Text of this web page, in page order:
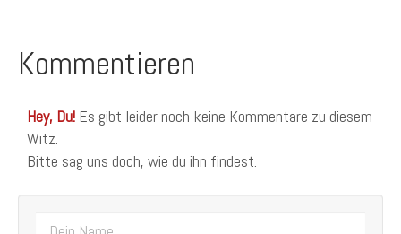
Kommentieren
Hey, Du! Es gibt leider noch keine Kommentare zu diesem
Witz.
Bitte sag uns doch, wie du ihn findest.